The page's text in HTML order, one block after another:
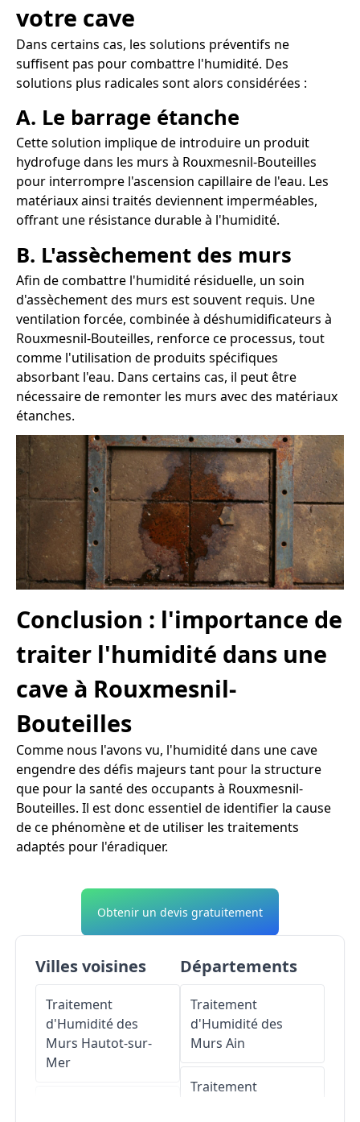
votre cave
Dans certains cas, les solutions préventifs ne
suffisent pas pour combattre l'humidité. Des
solutions plus radicales sont alors considérées :
A. Le barrage étanche
Cette solution implique de introduire un produit
hydrofuge dans les murs à Rouxmesnil-Bouteilles
pour interrompre l'ascension capillaire de l'eau. Les
matériaux ainsi traités deviennent imperméables,
offrant une résistance durable à l'humidité.
B. L'assèchement des murs
Afin de combattre l'humidité résiduelle, un soin
d'assèchement des murs est souvent requis. Une
ventilation forcée, combinée à déshumidificateurs à
Rouxmesnil-Bouteilles, renforce ce processus, tout
comme l'utilisation de produits spécifiques
absorbant l'eau. Dans certains cas, il peut être
nécessaire de remonter les murs avec des matériaux
étanches.
Conclusion : l'importance de
traiter l'humidité dans une
cave à Rouxmesnil-
Bouteilles
Comme nous l'avons vu, l'humidité dans une cave
engendre des défis majeurs tant pour la structure
que pour la santé des occupants à Rouxmesnil-
Bouteilles. Il est donc essentiel de identifier la cause
de ce phénomène et de utiliser les traitements
adaptés pour l'éradiquer.
Obtenir un devis gratuitement
Villes voisines
Traitement
d'Humidité des
Murs Hautot-sur-
Mer
Départements
Traitement
d'Humidité des
Murs Ain
Traitement